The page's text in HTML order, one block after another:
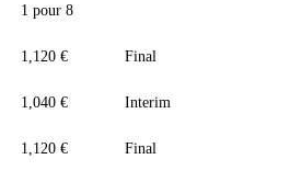
1 pour 8
1,120 € Final
1,040 € Interim
1,120 € Final